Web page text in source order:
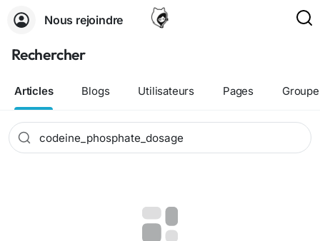
Nous rejoindre
Rechercher
Articles Blogs Utilisateurs Pages